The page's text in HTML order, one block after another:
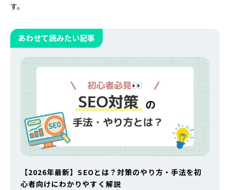
す。
あわせて読みたい記事
【2026年最新】SEOとは？対策のやり方・手法を初
心者向けにわかりやすく解説